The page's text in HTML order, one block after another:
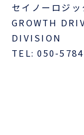
セイノーロジ
GROWTH
DIVISION
TEL: 050-